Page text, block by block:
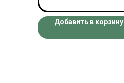
Добавить в корзину